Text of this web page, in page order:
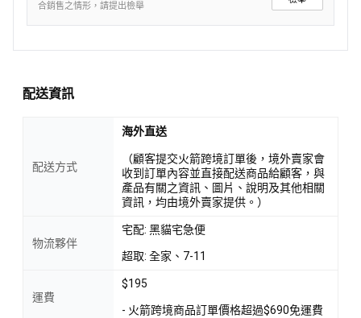
合銷售之情形，請提出檢舉
配送資訊
配送方式
海外直送
（顧客提交火箭跨境訂單後，境外賣家會
收到訂單內容並直接配送商品給顧客，與
產品有關之資訊、圖片、說明及其他相關
資訊，均由境外賣家提供。）
物流夥伴
宅配: 黑貓宅急便
超取: 全家、7-11
運費
$195
- 火箭跨境商品訂單價格超過$690免運費